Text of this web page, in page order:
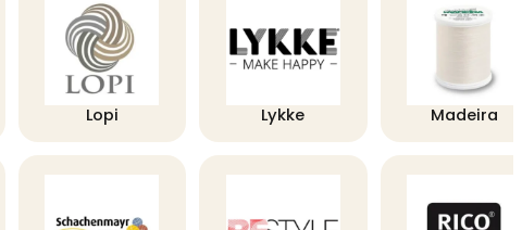
Lopi Lykke Madeira